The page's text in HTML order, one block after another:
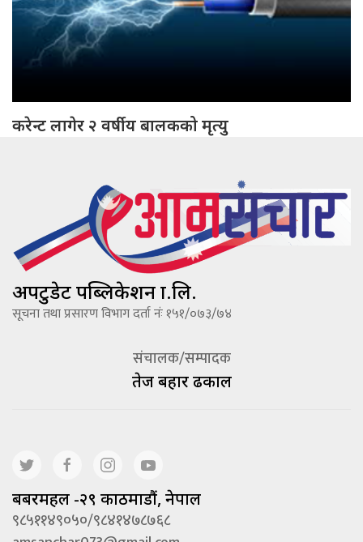
करेन्ट लागेर २ वर्षीय बालकको मृत्यु
अपटुडेट पब्लिकेशन प्रा.लि.
सूचना तथा प्रसारण विभाग दर्ता नंः १५१/०७३/७४
संचालक/सम्पादक
तेज बहादूर ढकाल
बबरमहल -२९ काठमाडौं, नेपाल
९८५११४९०५०/९८४१४७८७६८